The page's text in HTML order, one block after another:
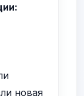
новая